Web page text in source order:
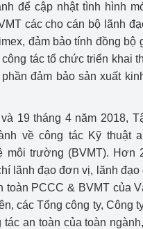
Phát triển công
Phát triển năng
để cập nhật tình hình
các cho cán bộ lãnh
đảm bảo tính đồng
tác tổ chức triển khai
đảm bảo sản xuất
19 tháng 4 năm 2018,
về công tác Kỹ thuật
môi trường (BVMT). Hơn
lãnh đạo đơn vị, lãnh
toàn PCCC & BVMT của
các Tổng công ty, Công
tác an toàn của toàn